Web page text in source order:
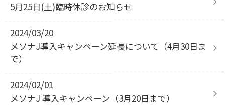
5月25日(土)臨時休診のお知らせ
2024/03/20
メソナJ導入キャンペーン延長について（4月30日ま
で）
2024/02/01
メソナJ 導入キャンペーン（3月20日まで）